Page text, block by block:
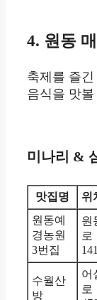
4. 원동
축제를 즐
음식을 맛
미나리 &
맛집명 위
원동예
경농원
3번집
원
로
수월산
방
어
로